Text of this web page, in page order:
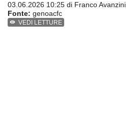
03.06.2026 10:25 di Franco Avanzini
Fonte: genoacfc
VEDI LETTURE